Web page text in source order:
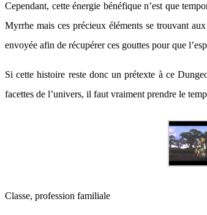
Cependant, cette énergie bénéfique n’est que
Myrrhe mais ces précieux éléments se trouvant
envoyée afin de récupérer ces gouttes pour que
Si cette histoire reste donc un prétexte à ce
facettes de l’univers, il faut vraiment prendre le
Classe, profession familiale